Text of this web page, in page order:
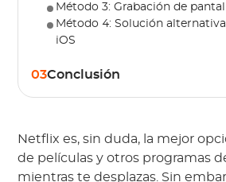
Método 3: Grabación de
Método 4: Solución
iOS
03Conclusión
Netflix es, sin duda, la mejor
de películas y otros programas
mientras te desplazas. Sin